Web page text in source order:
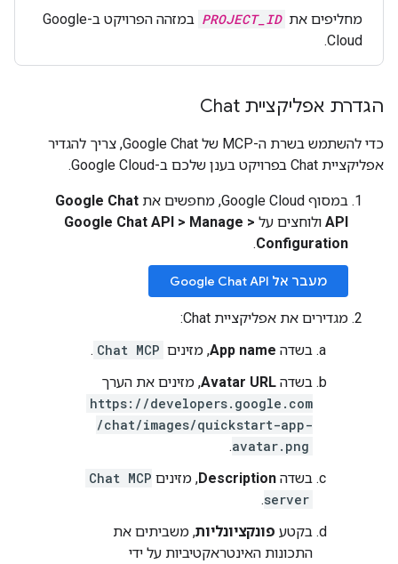
מחליפים את PROJECT_ID
במזהה הפרויקט ב-Google
Cloud.
הגדרת אפליקציית Chat
כדי להשתמש בשרת ה-MCP של Google Chat, צריך להגדיר
אפליקציית Chat בפרויקט בענן שלכם ב-Google Cloud.
במסוף Google Cloud, מחפשים את
Google Chat
API ולוחצים על Google Chat API > Manage >
Configuration
.
מעבר אל Google Chat API
מגדירים את אפליקציית Chat:
בשדה App name, מזינים Chat MCP
.
בשדה Avatar URL, מזינים את הערך
https://developers.google.com
/chat/images/quickstart-app-
avatar.png
.
בשדה Description, מזינים Chat MCP
server
.
בקטע פונקציונליות, משביתים את
התכונות האינטראקטיביות על ידי